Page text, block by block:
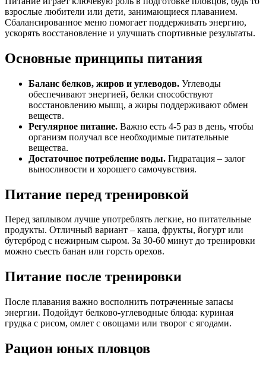
взрослые любители или дети, занимающиеся плаванием.
Сбалансированное меню помогает поддерживать энергию,
ускорять восстановление и улучшать спортивные результаты.
Основные принципы питания
Баланс белков, жиров и углеводов. Углеводы
обеспечивают энергией, белки способствуют
восстановлению мышц, а жиры поддерживают обмен
веществ.
Регулярное питание. Важно есть 4-5 раз в день, чтобы
организм получал все необходимые питательные
вещества.
Достаточное потребление воды. Гидратация – залог
выносливости и хорошего самочувствия.
Питание перед тренировкой
Перед заплывом лучше употреблять легкие, но питательные
продукты. Отличный вариант – каша, фрукты, йогурт или
бутерброд с нежирным сыром. За 30-60 минут до тренировки
можно съесть банан или горсть орехов.
Питание после тренировки
После плавания важно восполнить потраченные запасы
энергии. Подойдут белково-углеводные блюда: куриная
грудка с рисом, омлет с овощами или творог с ягодами.
Рацион юных пловцов